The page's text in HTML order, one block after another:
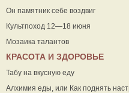
Он памятник себе воздвиг
Культпоход 12—18 июня
Мозаика талантов
КРАСОТА И ЗДОРОВЬЕ
Табу на вкусную еду
Алхимия еды, или Как поднять